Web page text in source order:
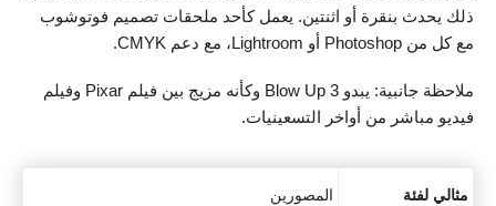
ذلك يحدث بنقرة أو اثنتين. يعمل كأحد ملحقات تصميم فوتوشوب
مع كل من Photoshop أو Lightroom، مع دعم CMYK.
ملاحظة جانبية: يبدو Blow Up 3 وكأنه مزيج بين فيلم Pixar وفيلم
فيديو مباشر من أواخر التسعينيات.
مثالي لفئة المصورين